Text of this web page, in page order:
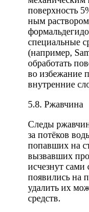
поверхность
ным
специальные
(например,
обработать
во избежание
внутренние
5.8. Ржавчина
Следы
за потёков
попавших на
вызвавших
исчезнут
появились на
удалить их
средств.